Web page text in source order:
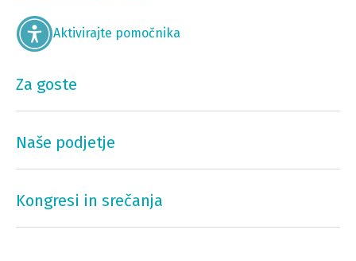
Aktivirajte pomočnika
Za goste
Naše podjetje
Kongresi in srečanja